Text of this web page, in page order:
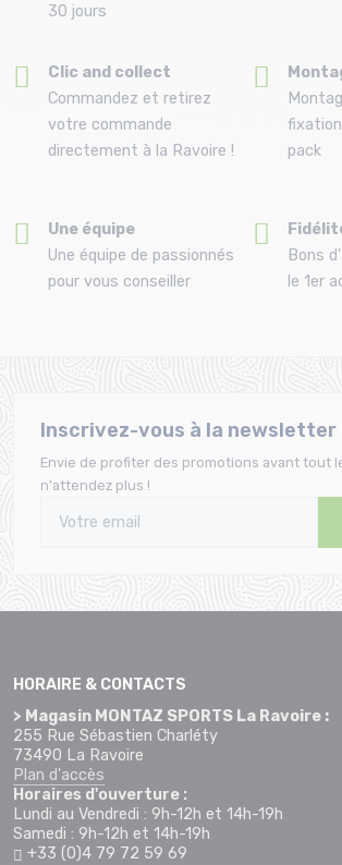
30 jours
Clic and collect
Commandez et retirez
votre commande
directement à la Ravoire !
pack
Une équipe
Une équipe de passionnés
pour vous conseiller
Bons
le 1er
Inscrivez-vous à la newsletter
Envie de profiter des promotions avant tout
n'attendez plus !
HORAIRE & CONTACTS
> Magasin MONTAZ SPORTS La Ravoire :
255 Rue Sébastien Charléty
73490 La Ravoire
Plan d'accès
Horaires d'ouverture :
Lundi au Vendredi : 9h-12h et 14h-19h
Samedi : 9h-12h et 14h-19h
+33 (0)4 79 72 59 69